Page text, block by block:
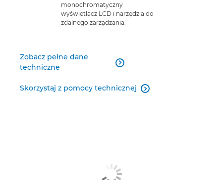
monochromatyczny
wyświetlacz LCD i narzędzia do
zdalnego zarządzania.
Zobacz pełne dane
techniczne

Skorzystaj z pomocy technicznej 